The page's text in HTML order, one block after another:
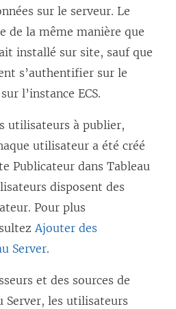
sur le serveur. Le
de la même manière que
installé sur site, sauf que
s’authentifier sur le
l’instance ECS.
utilisateurs à publier,
utilisateur a été créé
Publicateur dans Tableau
disposent des
Pour plus
Ajouter des
Server.
et des sources de
Server, les utilisateurs